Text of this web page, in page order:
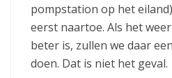
pompstation op het
eerst naartoe. Als het
beter is, zullen we daar
doen. Dat is niet het geval.